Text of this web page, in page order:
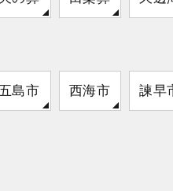
五島市 西海市 諫早